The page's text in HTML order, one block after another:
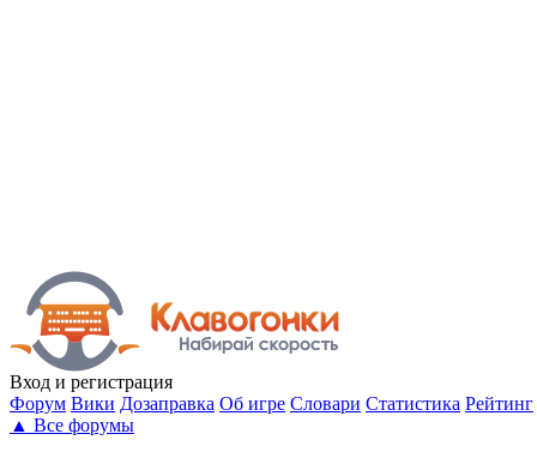
Вход и регистрация
Форум Вики Дозаправка Об игре Словари Статистика Рейтинг
▲ Все форумы